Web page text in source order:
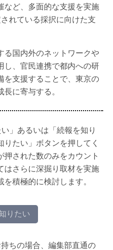
など、多面的な支援を実施
れている採択に向けた支
る国内外のネットワークや
し、官民連携で都内への研
を支援することで、東京の
に寄与する。
」あるいは「続報を知り
たい」ボタンを押してく
された数のみをカウント
はさらに深掘り取材を実施
積極的に検討します。
りたい
ちの場合、編集部直通の